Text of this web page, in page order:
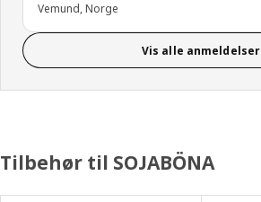
Vemund, Norge
Vis alle anmeldelser
Tilbehør til SOJABÖNA